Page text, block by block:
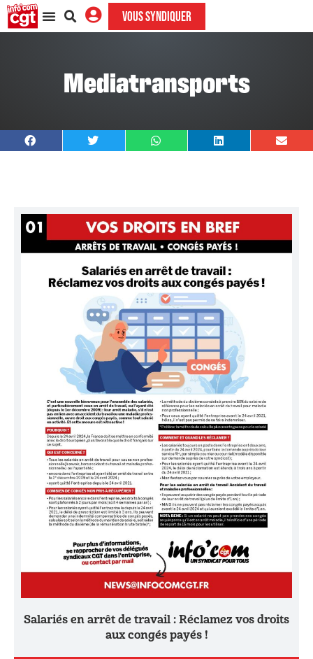
VOUS SYNDIQUER
Mediatransports
Salariés en arrêt de travail : Réclamez vos droits
aux congés payés !